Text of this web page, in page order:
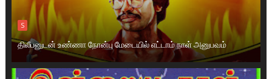
S
திலீபனுடன் உண்ணா நோன்பு மேடையில் எட்டாம் நாள் அனுபவம்